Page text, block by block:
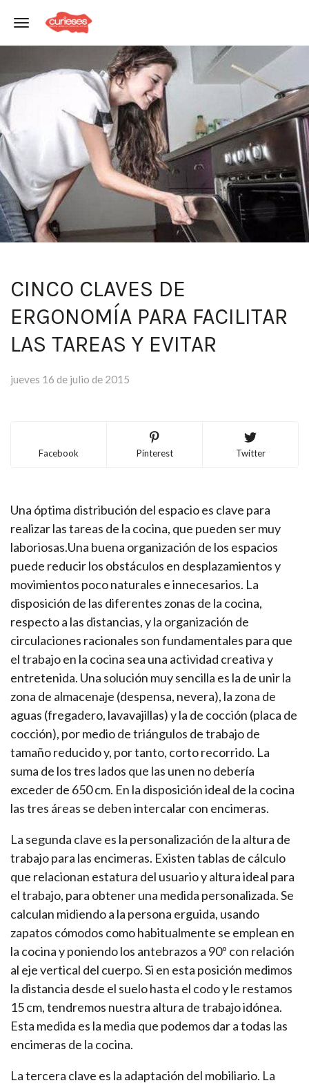
Toggle navigation
CINCO CLAVES DE
ERGONOMÍA PARA FACILITAR
LAS TAREAS Y EVITAR
jueves 16 de julio de 2015
Facebook Pinterest Twitter
Una óptima distribución del espacio es clave para
realizar las tareas de la cocina, que pueden ser muy
laboriosas.Una buena organización de los espacios
puede reducir los obstáculos en desplazamientos y
movimientos poco naturales e innecesarios. La
disposición de las diferentes zonas de la cocina,
respecto a las distancias, y la organización de
circulaciones racionales son fundamentales para que
el trabajo en la cocina sea una actividad creativa y
entretenida. Una solución muy sencilla es la de unir la
zona de almacenaje (despensa, nevera), la zona de
aguas (fregadero, lavavajillas) y la de cocción (placa de
cocción), por medio de triángulos de trabajo de
tamaño reducido y, por tanto, corto recorrido. La
suma de los tres lados que las unen no debería
exceder de 650 cm. En la disposición ideal de la cocina
las tres áreas se deben intercalar con encimeras.
La segunda clave es la personalización de la altura de
trabajo para las encimeras. Existen tablas de cálculo
que relacionan estatura del usuario y altura ideal para
el trabajo, para obtener una medida personalizada. Se
calculan midiendo a la persona erguida, usando
zapatos cómodos como habitualmente se emplean en
la cocina y poniendo los antebrazos a 90º con relación
al eje vertical del cuerpo. Si en esta posición medimos
la distancia desde el suelo hasta el codo y le restamos
15 cm, tendremos nuestra altura de trabajo idónea.
Esta medida es la media que podemos dar a todas las
encimeras de la cocina.
La tercera clave es la adaptación del mobiliario. La